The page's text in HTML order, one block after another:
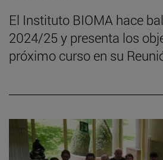
El Instituto BIOMA hace
2024/25 y presenta los
próximo curso en su